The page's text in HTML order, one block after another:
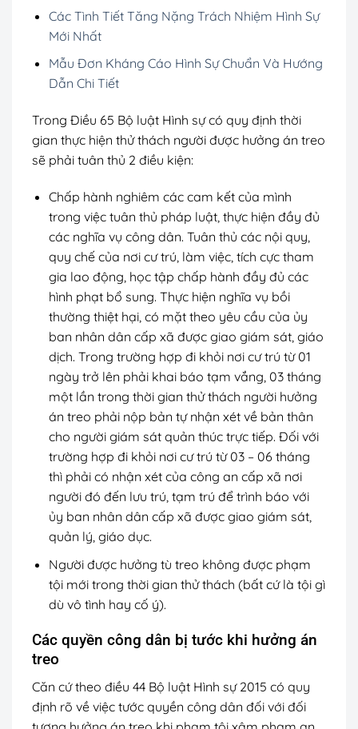
Các Tình Tiết Tăng Nặng Trách Nhiệm Hình Sự
Mới Nhất
Mẫu Đơn Kháng Cáo Hình Sự Chuẩn Và Hướng
Dẫn Chi Tiết
Trong Điều 65 Bộ luật Hình sự có quy định thời
gian thực hiện thử thách người được hưởng án treo
sẽ phải tuân thủ 2 điều kiện:
Chấp hành nghiêm các cam kết của mình
trong việc tuân thủ pháp luật, thực hiện đầy đủ
các nghĩa vụ công dân. Tuân thủ các nội quy,
quy chế của nơi cư trú, làm việc, tích cực tham
gia lao động, học tập chấp hành đầy đủ các
hình phạt bổ sung. Thực hiện nghĩa vụ bồi
thường thiệt hại, có mặt theo yêu cầu của ủy
ban nhân dân cấp xã được giao giám sát, giáo
dịch. Trong trường hợp đi khỏi nơi cư trú từ 01
ngày trở lên phải khai báo tạm vắng, 03 tháng
một lần trong thời gian thử thách người hưởng
án treo phải nộp bản tự nhận xét về bản thân
cho người giám sát quản thúc trực tiếp. Đối với
trường hợp đi khỏi nơi cư trú từ 03 – 06 tháng
thì phải có nhận xét của công an cấp xã nơi
người đó đến lưu trú, tạm trú để trình báo với
ủy ban nhân dân cấp xã được giao giám sát,
quản lý, giáo dục.
Người được hưởng tù treo không được phạm
tội mới trong thời gian thử thách (bất cứ là tội gì
dù vô tình hay cố ý).
Các quyền công dân bị tước khi hưởng án
treo
Căn cứ theo điều 44 Bộ luật Hình sự 2015 có quy
định rõ về việc tước quyền công dân đối với đối